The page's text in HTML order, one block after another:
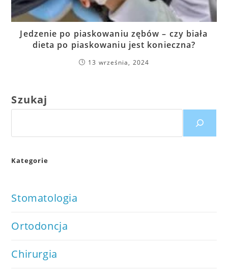
Jedzenie po piaskowaniu zębów – czy biała
dieta po piaskowaniu jest konieczna?
13 września, 2024
Szukaj
Kategorie
Stomatologia
Ortodoncja
Chirurgia